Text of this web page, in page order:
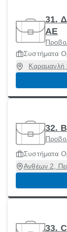
31.
ΑΕ
Συστήματα
Καραμανλή
32.
Συστήματα
Ανθέων 2,
33.